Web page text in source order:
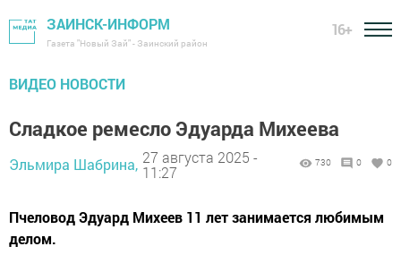
ЗАИНСК-ИНФОРМ
Газета "Новый Зай" - Заинский район
16+
ВИДЕО НОВОСТИ
Сладкое ремесло Эдуарда Михеева
Эльмира Шабрина, 27 августа 2025 -
11:27
730 0 0
Пчеловод Эдуард Михеев 11 лет занимается любимым
делом.